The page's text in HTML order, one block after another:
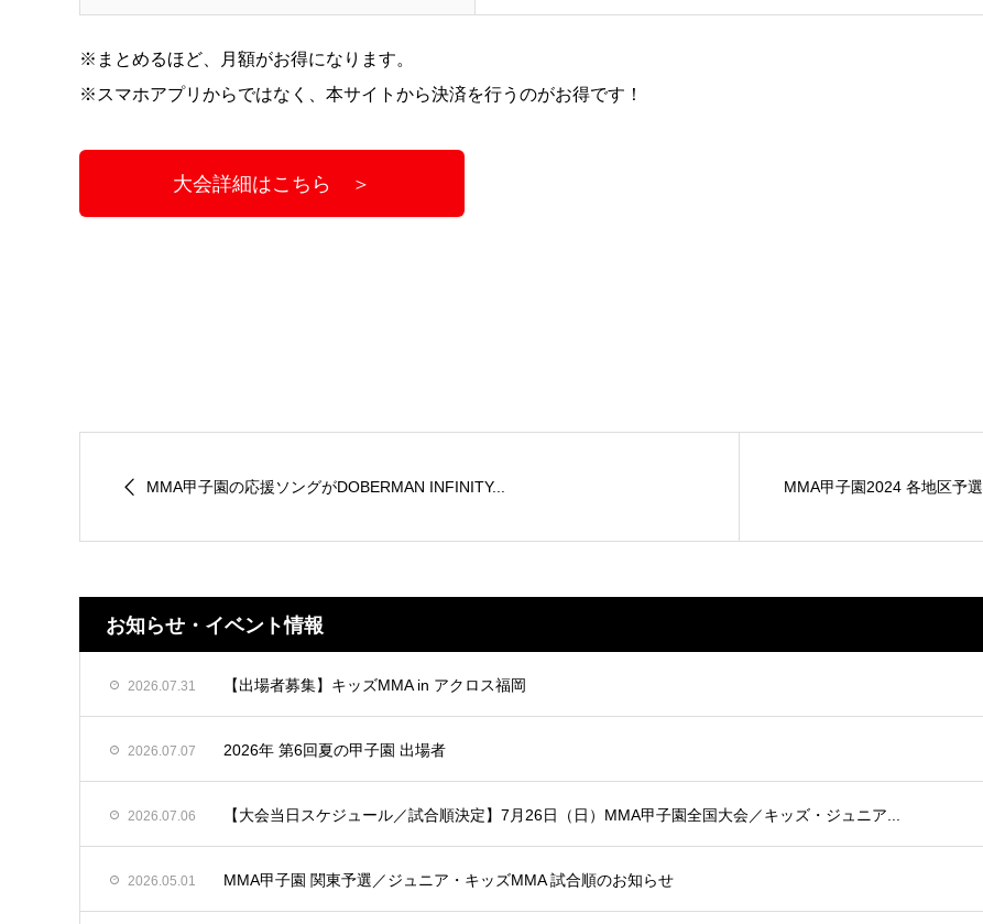
※まとめるほど、月額がお得になります。
※スマホアプリからではなく、本サイトから決済を行うのがお得です！
大会詳細はこちら ＞
MMA甲子園の応援ソングがDOBERMAN INFINITY... MMA甲子園2024 各地区予選
お知らせ・イベント情報
2026.07.31 【出場者募集】キッズMMA in アクロス福岡
2026.07.07 2026年 第6回夏の甲子園 出場者
2026.07.06 【大会当日スケジュール／試合順決定】7月26日（日）MMA甲子園全国大会／キッズ・ジュニア...
2026.05.01 MMA甲子園 関東予選／ジュニア・キッズMMA 試合順のお知らせ